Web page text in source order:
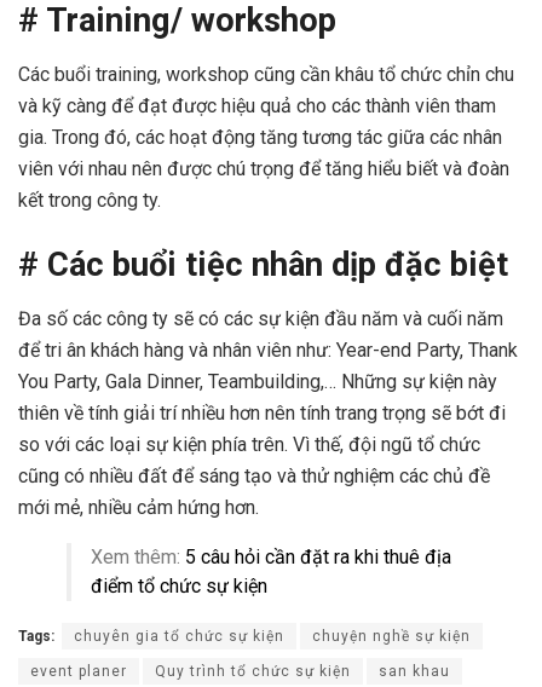
# Training/ workshop
Các buổi training, workshop cũng cần khâu tổ chức chỉn chu
và kỹ càng để đạt được hiệu quả cho các thành viên tham
gia. Trong đó, các hoạt động tăng tương tác giữa các nhân
viên với nhau nên được chú trọng để tăng hiểu biết và đoàn
kết trong công ty.
# Các buổi tiệc nhân dịp đặc biệt
Đa số các công ty sẽ có các sự kiện đầu năm và cuối năm
để tri ân khách hàng và nhân viên như: Year-end Party, Thank
You Party, Gala Dinner, Teambuilding,… Những sự kiện này
thiên về tính giải trí nhiều hơn nên tính trang trọng sẽ bớt đi
so với các loại sự kiện phía trên. Vì thế, đội ngũ tổ chức
cũng có nhiều đất để sáng tạo và thử nghiệm các chủ đề
mới mẻ, nhiều cảm hứng hơn.
Xem thêm: 5 câu hỏi cần đặt ra khi thuê địa
điểm tổ chức sự kiện
Tags: chuyên gia tổ chức sự kiện chuyện nghề sự kiện
event planer Quy trình tổ chức sự kiện san khau